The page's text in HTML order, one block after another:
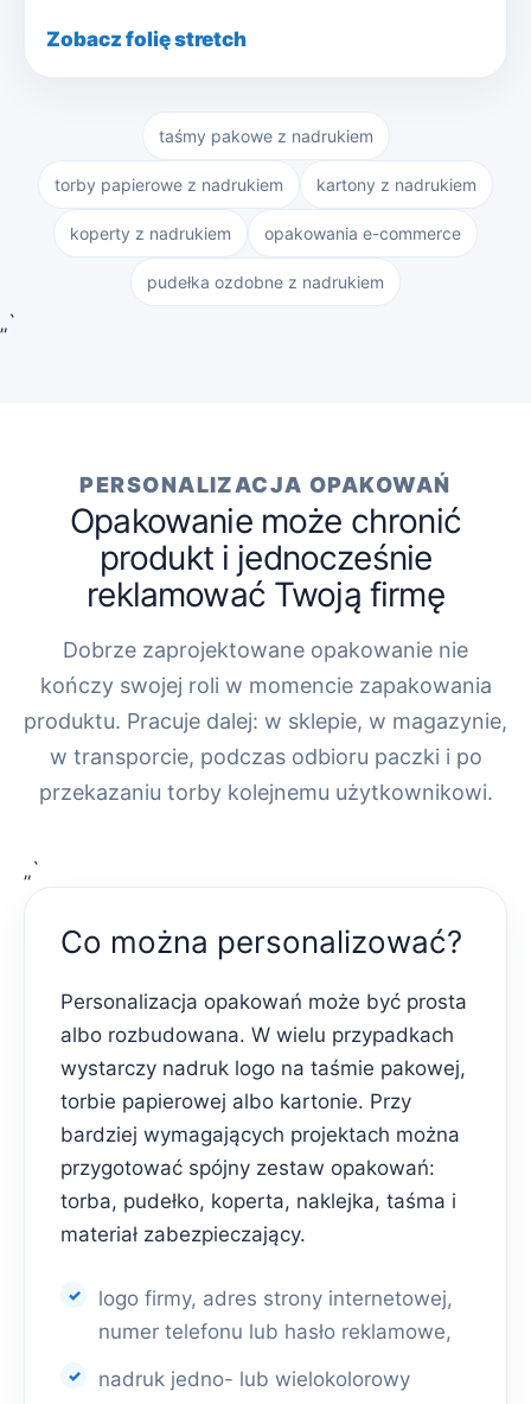
Zobacz folię stretch
taśmy pakowe z nadrukiem
torby papierowe z nadrukiem kartony z nadrukiem
koperty z nadrukiem opakowania e-commerce
pudełka ozdobne z nadrukiem
„`
PERSONALIZACJA OPAKOWAŃ
Opakowanie może chronić
produkt i jednocześnie
reklamować Twoją firmę
Dobrze zaprojektowane opakowanie nie
kończy swojej roli w momencie zapakowania
produktu. Pracuje dalej: w sklepie, w magazynie,
w transporcie, podczas odbioru paczki i po
przekazaniu torby kolejnemu użytkownikowi.
„`
Co można personalizować?
Personalizacja opakowań może być prosta
albo rozbudowana. W wielu przypadkach
wystarczy nadruk logo na taśmie pakowej,
torbie papierowej albo kartonie. Przy
bardziej wymagających projektach można
przygotować spójny zestaw opakowań:
torba, pudełko, koperta, naklejka, taśma i
materiał zabezpieczający.
logo firmy, adres strony internetowej,
numer telefonu lub hasło reklamowe,
nadruk jedno- lub wielokolorowy